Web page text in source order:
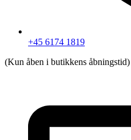
+45 6174 1819
(Kun åben i butikkens åbningstid)